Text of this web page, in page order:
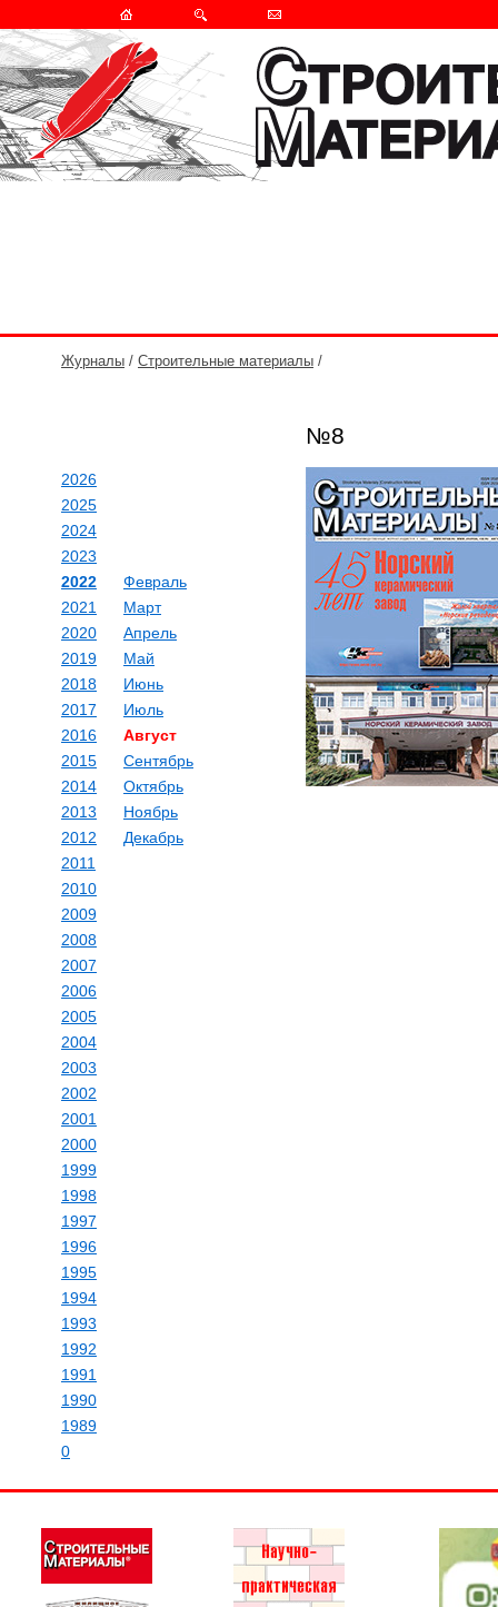
Журналы / Строительные материалы /
№8
2026
2025
2024
2023
2022
Февраль
Март
Апрель
Май
Июнь
Июль
Август
Сентябрь
Октябрь
Ноябрь
Декабрь
2021
2020
2019
2018
2017
2016
2015
2014
2013
2012
2011
2010
2009
2008
2007
2006
2005
2004
2003
2002
2001
2000
1999
1998
1997
1996
1995
1994
1993
1992
1991
1990
1989
0